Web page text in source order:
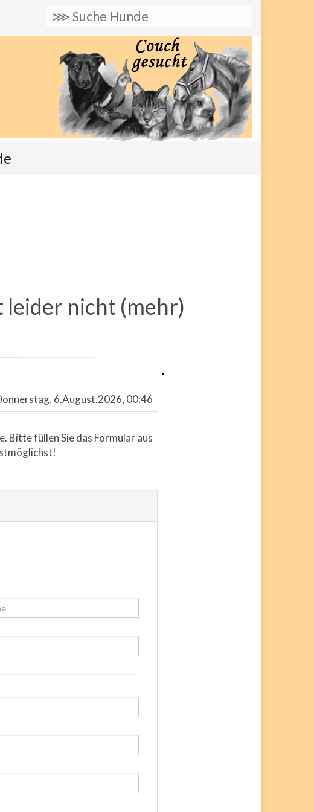
leider nicht (mehr)
6.August.2026, 00:46
Bitte füllen Sie das Formular aus